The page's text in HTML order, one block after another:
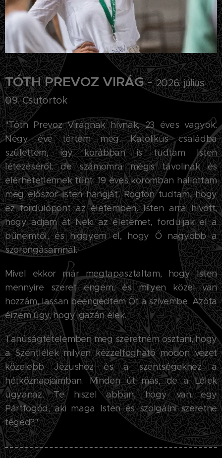
TÓTH PREVOZ VIRÁG -2026. július
09. Csütörtök
"Tóth Prevoz Virágnak hívnak, 23 éves vagyok.
Négy éve tértem meg. Katolikus családba
születtem, így korábban is tudtam Isten
létezéséről, de számomra mégis távolinak és
elérhetetlennek tűnt. 19 éves koromban hallottam
meg először Isten hangját. Rögtön tudtam, hogy
ez fordulópont az életemben. Isten arra hívott,
hogy adjam át Neki az életemet, forduljak el a
bűneimtől, és higgyem el, hogy Ő nagyobb a
szorongásaimnál.
Mivel ekkor már megtapasztaltam, hogy Isten
mennyire szeret engem, és milyen közel van
hozzám, lassan beengedtem Őt a szívembe. Azóta
érzem úgy, hogy igazán élek.
Tanúságtételemben meg szeretném osztani, hogy
a Szentlélek milyen kézzelfogható módon vezet
közelebb Jézushoz és a szentségekhez a
hétköznapjaimban. Minden út más, de a Lélek
ugyanaz. Te hiszel abban, hogy van egy
Pártfogód, aki maga Isten és szolgálni szeretne
téged?"